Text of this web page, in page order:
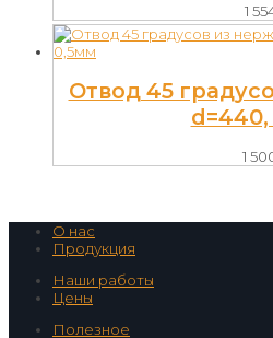
1
Отвод 45
1
О нас
Продукция
Наши работы
Цены
Полезное